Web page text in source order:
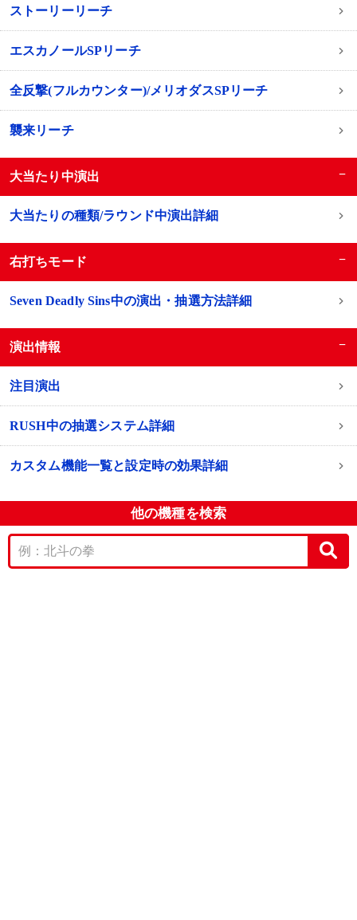
ストーリーリーチ
エスカノールSPリーチ
全反撃(フルカウンター)/メリオダスSPリーチ
襲来リーチ
大当たり中演出 −
大当たりの種類/ラウンド中演出詳細
右打ちモード −
Seven Deadly Sins中の演出・抽選方法詳細
演出情報 −
注目演出
RUSH中の抽選システム詳細
カスタム機能一覧と設定時の効果詳細
他の機種を検索